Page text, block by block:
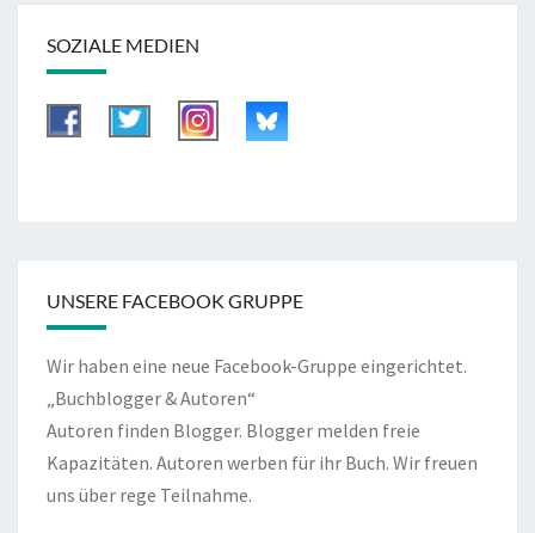
SOZIALE MEDIEN
UNSERE FACEBOOK GRUPPE
Wir haben eine neue Facebook-Gruppe eingerichtet.
„Buchblogger & Autoren“
Autoren finden Blogger. Blogger melden freie
Kapazitäten. Autoren werben für ihr Buch. Wir freuen
uns über rege Teilnahme.